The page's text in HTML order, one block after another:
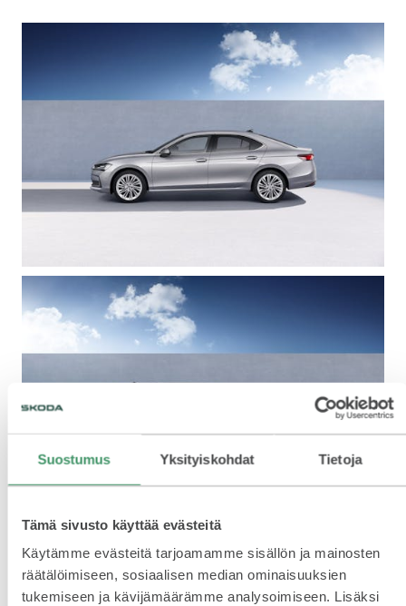
Suostumus Yksityiskohdat Tietoja
Tämä sivusto käyttää evästeitä
Käytämme evästeitä tarjoamamme sisällön ja mainosten
räätälöimiseen, sosiaalisen median ominaisuuksien
tukemiseen ja kävijämäärämme analysoimiseen. Lisäksi
OCTAVIA
Jotain uutta, jotain tuttua